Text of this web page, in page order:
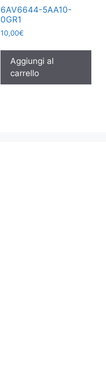
6AV6644-5AA10-
0GR1
10,00€
Aggiungi al
carrello